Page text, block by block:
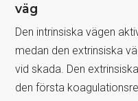
väg
Den intrinsiska vägen
medan den extrinsiska
vid skada. Den
den första